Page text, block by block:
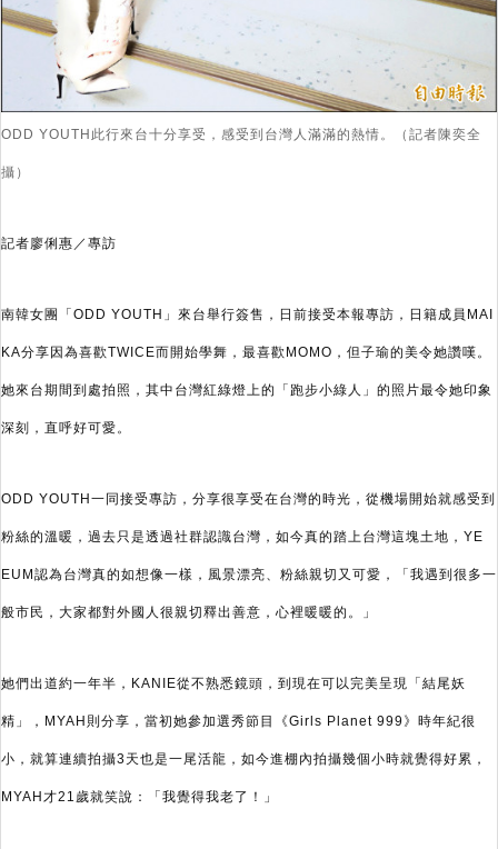
ODD YOUTH此行來台十分享受，感受到台灣人滿滿的熱情。（記者陳奕全
攝）
記者廖俐惠／專訪
南韓女團「ODD YOUTH」來台舉行簽售，日前接受本報專訪，日籍成員MAI
KA分享因為喜歡TWICE而開始學舞，最喜歡MOMO，但子瑜的美令她讚嘆。
她來台期間到處拍照，其中台灣紅綠燈上的「跑步小綠人」的照片最令她印象
深刻，直呼好可愛。
ODD YOUTH一同接受專訪，分享很享受在台灣的時光，從機場開始就感受到
粉絲的溫暖，過去只是透過社群認識台灣，如今真的踏上台灣這塊土地，YE
EUM認為台灣真的如想像一樣，風景漂亮、粉絲親切又可愛，「我遇到很多一
般市民，大家都對外國人很親切釋出善意，心裡暖暖的。」
她們出道約一年半，KANIE從不熟悉鏡頭，到現在可以完美呈現「結尾妖
精」，MYAH則分享，當初她參加選秀節目《Girls Planet 999》時年紀很
小，就算連續拍攝3天也是一尾活龍，如今進棚內拍攝幾個小時就覺得好累，
MYAH才21歲就笑說：「我覺得我老了！」